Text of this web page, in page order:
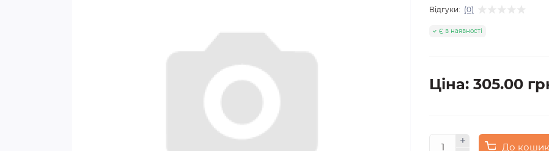
Відгуки: (0)
Є в наявності
Ціна: 305.00
До